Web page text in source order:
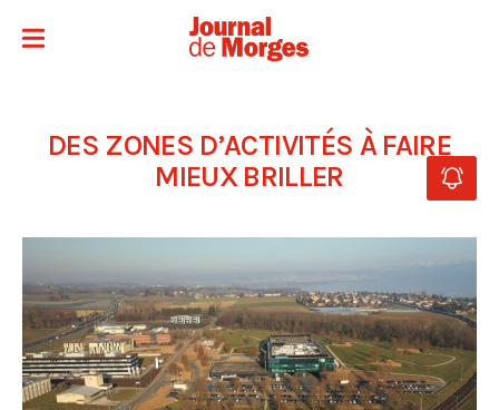
DES ZONES D’ACTIVITÉS À FAIRE
MIEUX BRILLER